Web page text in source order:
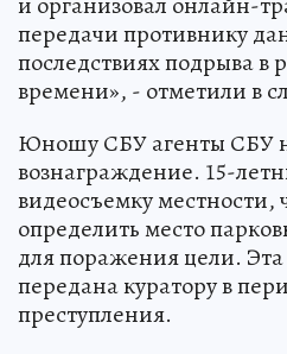
передачи противнику
последствиях подрыва в
времени», - отметили в
Юношу СБУ агенты СБУ
вознаграждение. 15-
видеосъемку местности,
определить место
для поражения цели.
передана куратору в
преступления.